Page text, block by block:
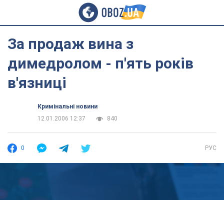
За продаж вина з
димедролом - п'ять років
в'язниці
Кримінальні новини
12.01.2006 12:37
840
0 РУС